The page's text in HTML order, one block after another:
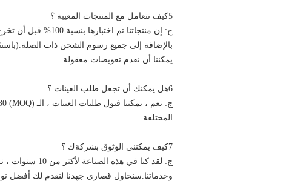
5كيف تتعامل مع المنتجات المعيبة ؟
يمكننا أن نقدم تعويضات معقولة.
6هل يمكنك أن تجعل طلب العينات ؟
المختلفة.
7كيف يمكنني الوثوق بشركةك ؟
ج: لقد كنا في
وخدماتنا.سنحاول قصارى جهدنا لنقدم لك أفضل